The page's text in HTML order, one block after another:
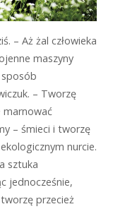
– Aż żal człowieka
maszyny
– Tworzę
marnować
– śmieci i tworzę
nurcie.
sztuka
jednocześnie,
przecież